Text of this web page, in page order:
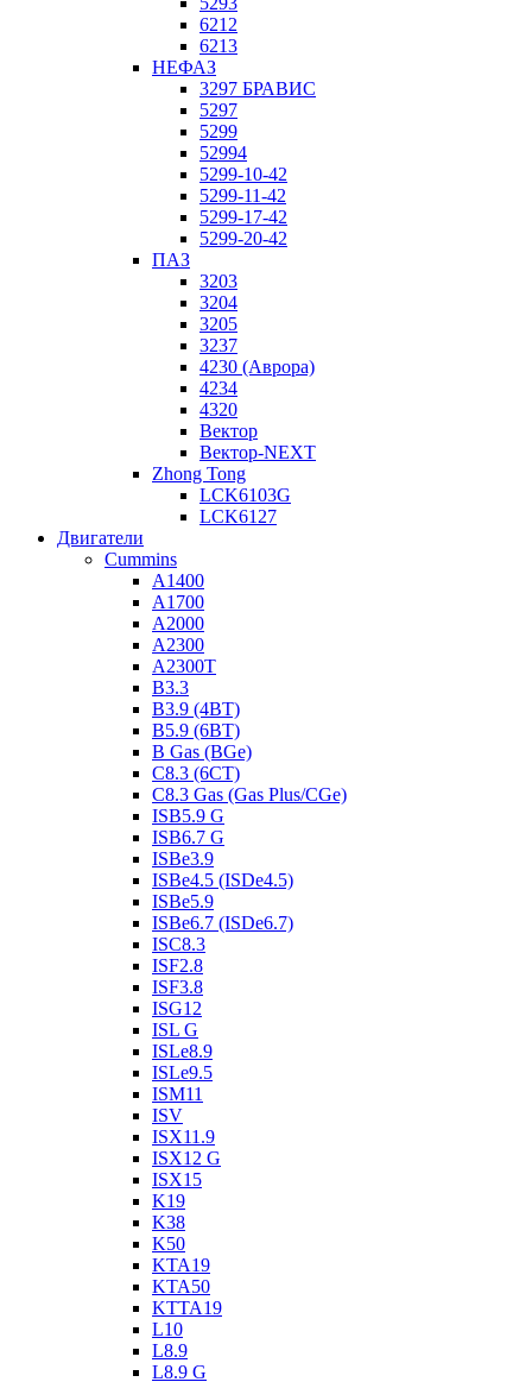
6212
6213
НЕФАЗ
3297 БРАВИС
5297
5299
52994
5299-10-42
5299-11-42
5299-17-42
5299-20-42
ПАЗ
3203
3204
3205
3237
4230 (Аврора)
4234
4320
Вектор
Вектор-NEXT
Zhong Tong
LCK6103G
LCK6127
Двигатели
Cummins
A1400
A1700
A2000
A2300
A2300T
B3.3
B3.9 (4BT)
B5.9 (6BT)
B Gas (BGe)
C8.3 (6CT)
C8.3 Gas (Gas Plus/CGe)
ISB5.9 G
ISB6.7 G
ISBe3.9
ISBe4.5 (ISDe4.5)
ISBe5.9
ISBe6.7 (ISDe6.7)
ISC8.3
ISF2.8
ISF3.8
ISG12
ISL G
ISLe8.9
ISLe9.5
ISM11
ISV
ISX11.9
ISX12 G
ISX15
K19
K38
K50
KTA19
KTA50
KTTA19
L10
L8.9
L8.9 G